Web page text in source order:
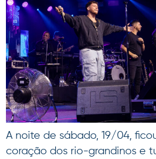
A noite de sábado, 19/04,
coração dos rio-grandinos e